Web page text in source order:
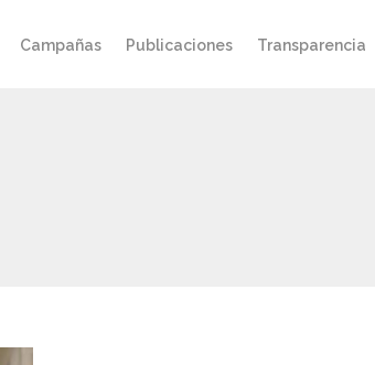
Campañas Publicaciones Transparencia